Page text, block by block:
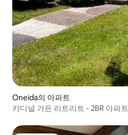
Oneida의 아파트
카디널 가든 리트리트 - 2BR 아파트